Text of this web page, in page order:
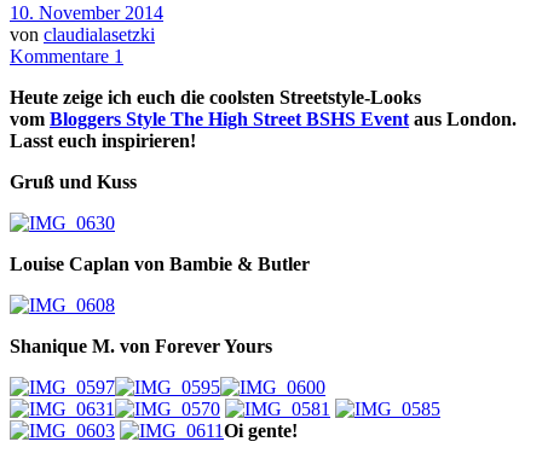
10. November 2014
von claudialasetzki
Kommentare 1
Heute zeige ich euch die coolsten Streetstyle-Looks
vom Bloggers Style The High Street BSHS Event aus London.
Lasst euch inspirieren!
Gruß und Kuss
Louise Caplan von Bambie & Butler
Shanique M. von Forever Yours
Oi gente!